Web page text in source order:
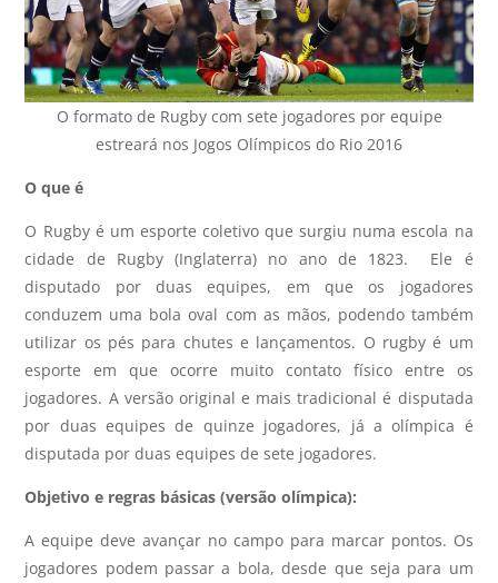
O formato de Rugby com sete jogadores por equipe
estreará nos Jogos Olímpicos do Rio 2016
O que é
O Rugby é um esporte coletivo que surgiu numa escola na
cidade de Rugby (Inglaterra) no ano de 1823. Ele é
disputado por duas equipes, em que os jogadores
conduzem uma bola oval com as mãos, podendo também
utilizar os pés para chutes e lançamentos. O rugby é um
esporte em que ocorre muito contato físico entre os
jogadores. A versão original e mais tradicional é disputada
por duas equipes de quinze jogadores, já a olímpica é
disputada por duas equipes de sete jogadores.
Objetivo e regras básicas (versão olímpica):
A equipe deve avançar no campo para marcar pontos. Os
jogadores podem passar a bola, desde que seja para um